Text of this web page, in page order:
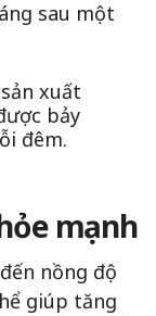
sau một
xuất
bảy
đêm.
mạnh
nồng độ
giúp tăng